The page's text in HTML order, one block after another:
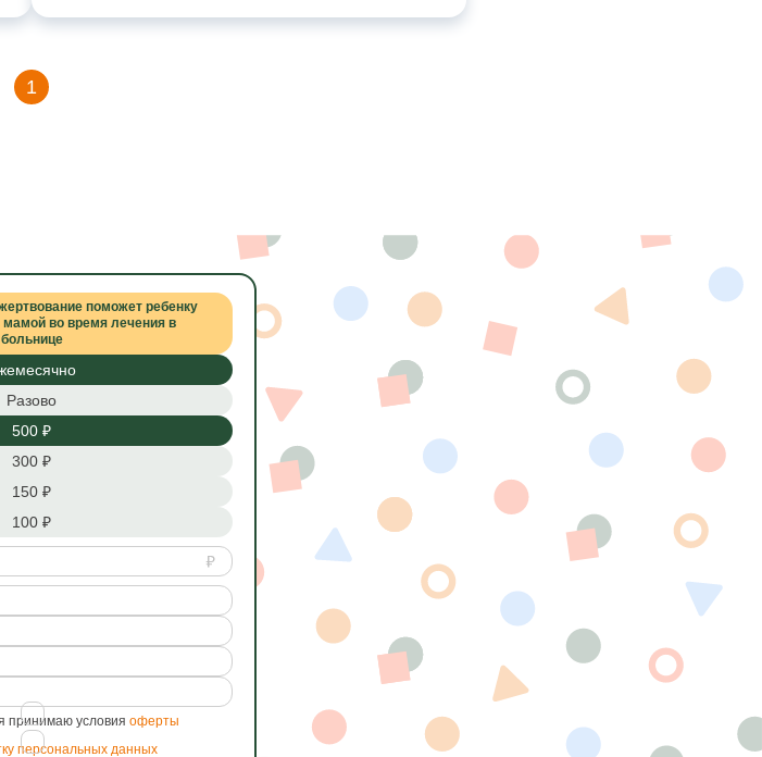
1
поможет ребенку
мамой во время лечения в
больнице
Разово
500 ₽
300 ₽
150 ₽
100 ₽
принимаю условия оферты
персональных данных